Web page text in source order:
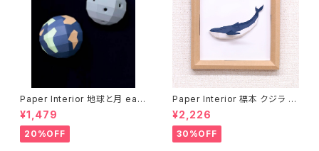
Paper Interior 地球と月 eart
h and moon
¥1,479
20%OFF
Paper Interior 標本 クジラ s
pecimen whale
¥2,226
30%OFF